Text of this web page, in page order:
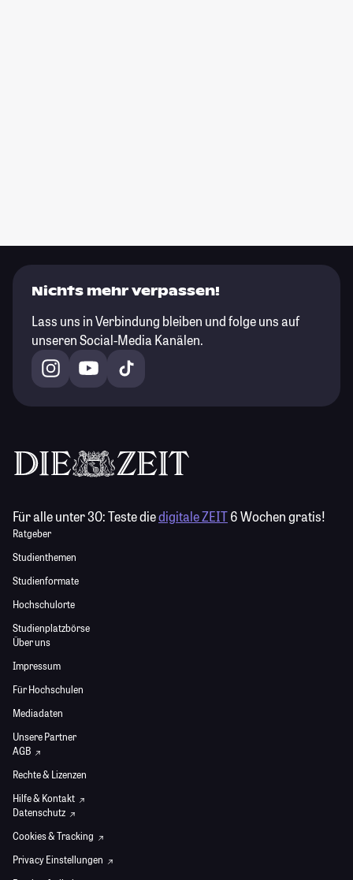
Nichts mehr verpassen!
Lass uns in Verbindung bleiben und folge uns auf
unseren Social-Media Kanälen.
Für alle unter 30:Teste diedigitale ZEIT6 Wochen gratis!
Ratgeber
Studienthemen
Studienformate
Hochschulorte
Studienplatzbörse
Über uns
Impressum
Für Hochschulen
Mediadaten
Unsere Partner
AGB
Rechte & Lizenzen
Hilfe & Kontakt
Datenschutz
Cookies & Tracking
Privacy Einstellungen